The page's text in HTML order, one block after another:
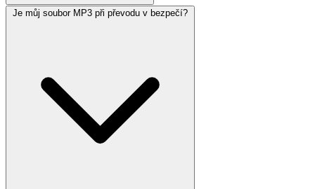
Je můj soubor MP3 při převodu v bezpečí?